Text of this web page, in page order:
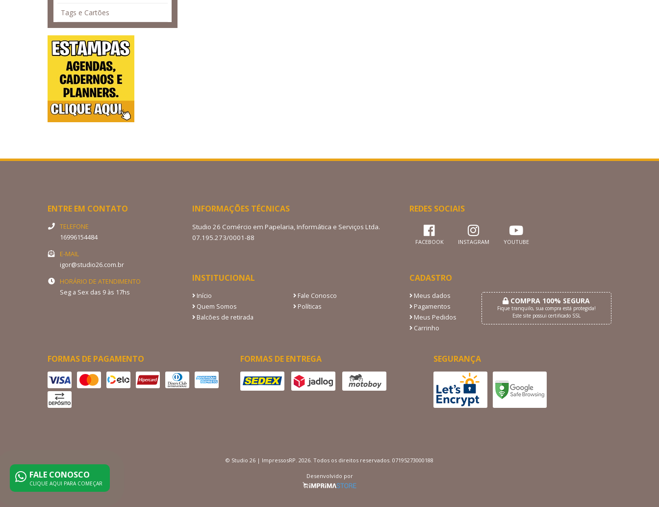
Tags e Cartões
ENTRE EM CONTATO
TELEFONE
16996154484
E-MAIL
igor@studio26.com.br
HORÁRIO DE ATENDIMENTO
Seg a Sex das 9 às 17hs
INFORMAÇÕES TÉCNICAS
Studio 26 Comércio em Papelaria, Informática e Serviços Ltda.
07.195.273/0001-88
REDES SOCIAIS
FACEBOOK INSTAGRAM YOUTUBE
INSTITUCIONAL
Início
Fale Conosco
Quem Somos
Políticas
Balcões de retirada
CADASTRO
Meus dados
Pagamentos
Meus Pedidos
Carrinho
COMPRA 100% SEGURA
Fique tranquilo, sua compra está protegida!
Este site possui certificado SSL
FORMAS DE PAGAMENTO FORMAS DE ENTREGA SEGURANÇA
© Studio 26 | ImpressosRP. 2026. Todos os direitos reservados. 07195273000188
Desenvolvido por
FALE CONOSCO
CLIQUE AQUI PARA COMEÇAR